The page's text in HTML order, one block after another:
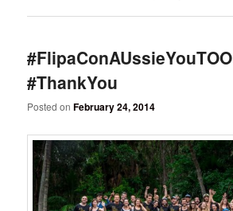
#FlipaConAUssieYouTOO
#ThankYou
Posted onFebruary 24, 2014